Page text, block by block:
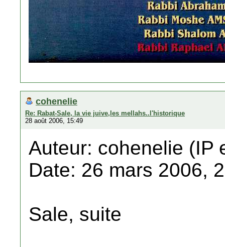
cohenelie
Re: Rabat-Sale, la vie juive,les mellahs..l'historique
28 août 2006, 15:49
Auteur: cohenelie (IP
Date: 26 mars 2006,
Sale, suite